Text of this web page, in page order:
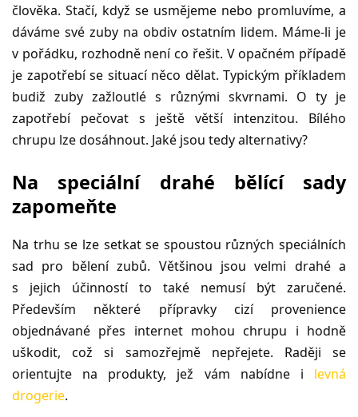
člověka. Stačí, když se usmějeme nebo promluvíme, a
dáváme své zuby na obdiv ostatním lidem. Máme-li je
v pořádku, rozhodně není co řešit. V opačném případě
je zapotřebí se situací něco dělat. Typickým příkladem
budiž zuby zažloutlé s různými skvrnami. O ty je
zapotřebí pečovat s ještě větší intenzitou. Bílého
chrupu lze dosáhnout. Jaké jsou tedy alternativy?
Na speciální drahé bělící sady
zapomeňte
Na trhu se lze setkat se spoustou různých speciálních
sad pro bělení zubů. Většinou jsou velmi drahé a
s jejich účinností to také nemusí být zaručené.
Především některé přípravky cizí provenience
objednávané přes internet mohou chrupu i hodně
uškodit, což si samozřejmě nepřejete. Raději se
orientujte na produkty, jež vám nabídne i levná
drogerie.